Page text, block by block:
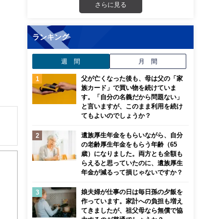
き
さらに見る
ランキング
週 間 月 間
父が亡くなった後も、母は父の「家
族カード」で買い物を続けていま
す。「自分の名義だから問題ない」
と言いますが、このまま利用を続け
てもよいのでしょうか？
遺族厚生年金をもらいながら、自分
の老齢厚生年金をもらう年齢（65
歳）になりました。両方とも全額も
らえると思っていたのに、遺族厚生
年金が減るって損じゃないですか？
娘夫婦が仕事の日は毎日孫の夕飯を
作っています。家計への負担も増え
てきましたが、祖父母なら無償で協